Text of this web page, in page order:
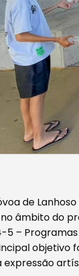
de
âmbito do
5 –
objetivo
expressão